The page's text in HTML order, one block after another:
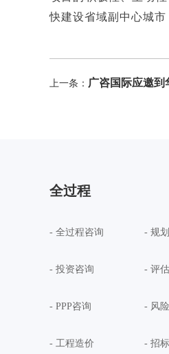
快建设省域副中心城市
上一条： 广咨国际应邀
全过程
- 全过程咨询 - 规
- 投资咨询 - 评
- PPP咨询 - 风
- 工程造价 - 招